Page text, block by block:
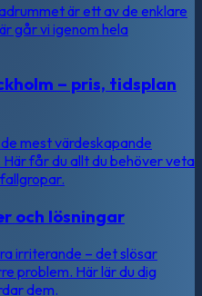
är ett av de enklare
går vi igenom hela
– pris, tidsplan
mest värdeskapande
får du allt du behöver veta
och lösningar
irriterande – det slösar
problem. Här lär du dig
dem.